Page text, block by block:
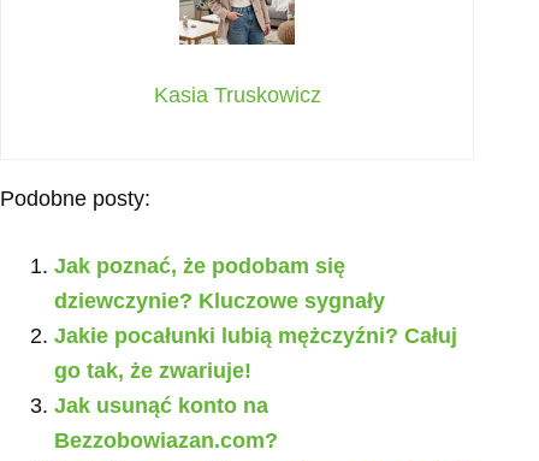
Kasia Truskowicz
Podobne posty:
Jak poznać, że podobam się
dziewczynie? Kluczowe sygnały
Jakie pocałunki lubią mężczyźni? Całuj
go tak, że zwariuje!
Jak usunąć konto na
Bezzobowiazan.com?